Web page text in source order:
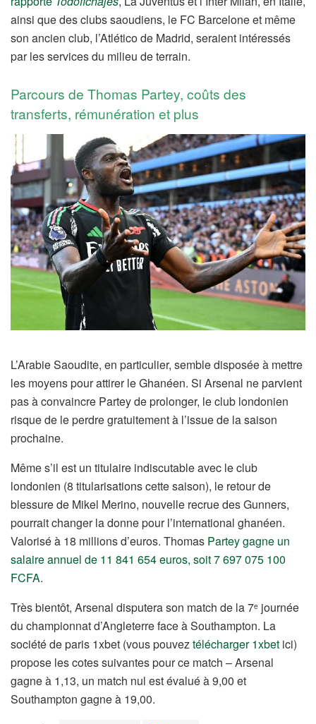
ainsi que des clubs saoudiens, le FC Barcelone et même
son ancien club, l’Atlético de Madrid, seraient intéressés
par les services du milieu de terrain.
Parcours de Thomas Partey, coûts des
transferts, rémunération et plus
L’Arabie Saoudite, en particulier, semble disposée à mettre
les moyens pour attirer le Ghanéen. Si Arsenal ne parvient
pas à convaincre Partey de prolonger, le club londonien
risque de le perdre gratuitement à l’issue de la saison
prochaine.
Même s’il est un titulaire indiscutable avec le club
londonien (8 titularisations cette saison), le retour de
blessure de Mikel Merino, nouvelle recrue des Gunners,
pourrait changer la donne pour l’international ghanéen.
Valorisé à 18 millions d’euros. Thomas Partey gagne un
salaire annuel de 11 841 654 euros, soit 7 697 075 100
FCFA.
Très bientôt, Arsenal disputera son match de la 7e journée
du championnat d’Angleterre face à Southampton. La
société de paris 1xbet (vous pouveztélécharger 1xbet ici)
propose les cotes suivantes pour ce match – Arsenal
gagne à 1,13, un match nul est évalué à 9,00 et
Southampton gagne à 19,00.